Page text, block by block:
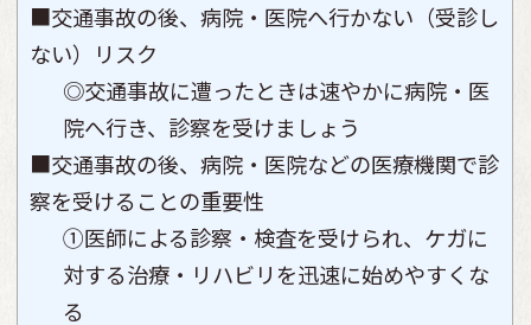
■交通事故の後、病院・医院へ行かない（受診し
ない）リスク
◎交通事故に遭ったときは速やかに病院・医
院へ行き、診察を受けましょう
■交通事故の後、病院・医院などの医療機関で診
察を受けることの重要性
①医師による診察・検査を受けられ、ケガに
対する治療・リハビリを迅速に始めやすくな
る